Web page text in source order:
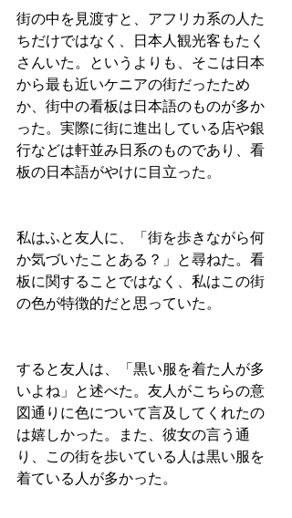
街の中を見渡すと、アフリカ系の人た
ちだけではなく、日本人観光客もたく
さんいた。というよりも、そこは日本
から最も近いケニアの街だったため
か、街中の看板は日本語のものが多か
った。実際に街に進出している店や銀
行などは軒並み日系のものであり、看
板の日本語がやけに目立った。
私はふと友人に、「街を歩きながら何
か気づいたことある？」と尋ねた。看
板に関することではなく、私はこの街
の色が特徴的だと思っていた。
すると友人は、「黒い服を着た人が多
いよね」と述べた。友人がこちらの意
図通りに色について言及してくれたの
は嬉しかった。また、彼女の言う通
り、この街を歩いている人は黒い服を
着ている人が多かった。